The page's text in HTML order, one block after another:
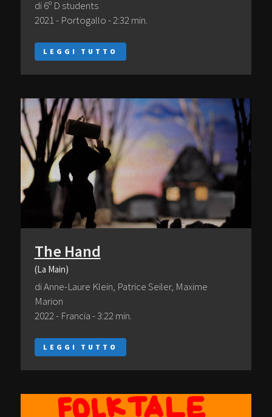
di 6º D students
2021 - Portogallo - 2:32 min.
LEGGI TUTTO
The Hand
(La Main)
di Anne-Laure Klein, Patrice Seiler, Maxime
Marion
2022 - Francia - 3:22 min.
LEGGI TUTTO